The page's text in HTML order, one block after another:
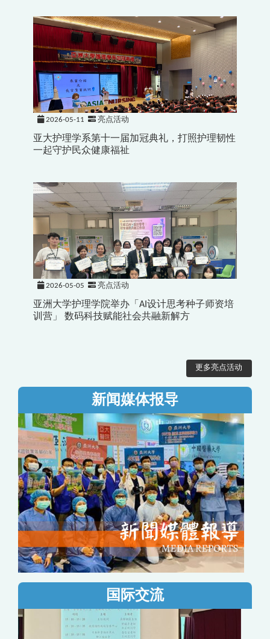
2026-05-11 亮点活动
亚大护理学系第十一届加冠典礼，打照护理韧性
一起守护民众健康福祉
2026-05-05 亮点活动
亚洲大学护理学院举办「AI设计思考种子师资培
训营」 数码科技赋能社会共融新解方
更多亮点活动
新闻媒体报导
国际交流